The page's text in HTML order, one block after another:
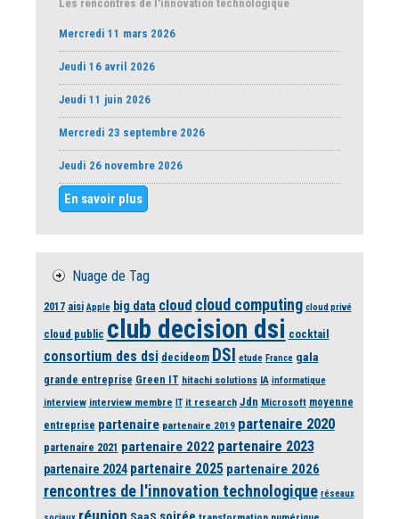
Les rencontres de l'innovation technologique
Mercredi 11 mars 2026
Jeudi 16 avril 2026
Jeudi 11 juin 2026
Mercredi 23 septembre 2026
Jeudi 26 novembre 2026
En savoir plus
Nuage de Tag
2017 aisi Apple big data cloud cloud computing cloud privé
cloud public club decision dsi cocktail
consortium des dsi decideom DSI etude France gala
grande entreprise Green IT hitachi solutions IA informatique
interview interview membre IT it research Jdn Microsoft moyenne
entreprise partenaire partenaire 2019 partenaire 2020
partenaire 2021 partenaire 2022 partenaire 2023
partenaire 2024 partenaire 2025 partenaire 2026
rencontres de l'innovation technologique réseaux
réunion SaaS